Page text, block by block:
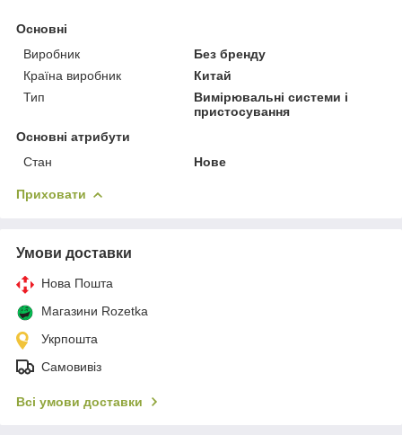
Основні
Виробник
Без бренду
Країна виробник
Китай
Тип
Вимірювальні системи і
пристосування
Основні атрибути
Стан
Нове
Приховати
Умови доставки
Нова Пошта
Магазини Rozetka
Укрпошта
Самовивіз
Всі умови доставки